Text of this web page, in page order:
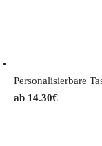
Personalisierbare
14.30€